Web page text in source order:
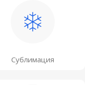
Сублимация